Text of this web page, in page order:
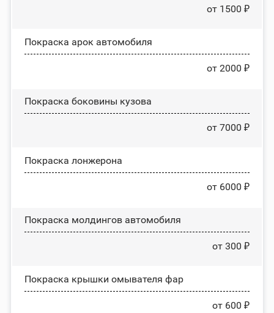
от 1500 ₽
Покраска арок автомобиля
от 2000 ₽
Покраска боковины кузова
от 7000 ₽
Покраска лонжерона
от 6000 ₽
Покраска молдингов автомобиля
от 300 ₽
Покраска крышки омывателя фар
от 600 ₽